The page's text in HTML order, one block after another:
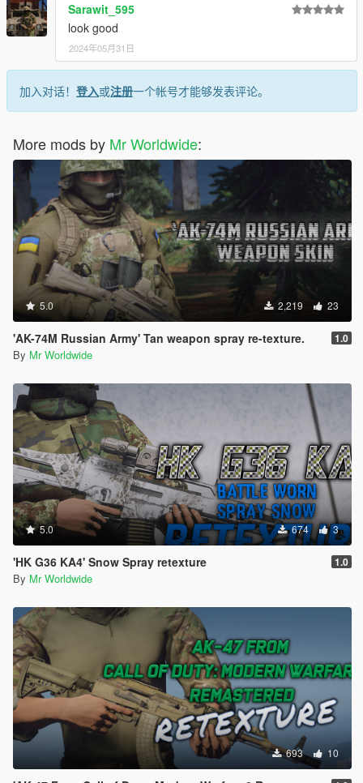
Sarawit_595
look good
2024年05月31日
加入对话！ 登入或注册一个帐号才能够发表评论。
More mods by Mr Worldwide:
5.0 2,219 23
'AK-74M Russian Army' Tan weapon spray re-texture. 1.0
By Mr Worldwide
5.0 674 3
'HK G36 KA4' Snow Spray retexture 1.0
By Mr Worldwide
693 10